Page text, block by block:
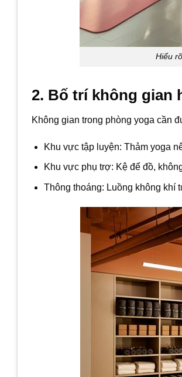
Hiểu
2. Bố trí không gian
Không gian trong phòng yoga cần
Khu vực tập luyện: Thảm yoga
Khu vực phụ trợ: Kệ để đồ,
Thông thoáng: Luồng không khí